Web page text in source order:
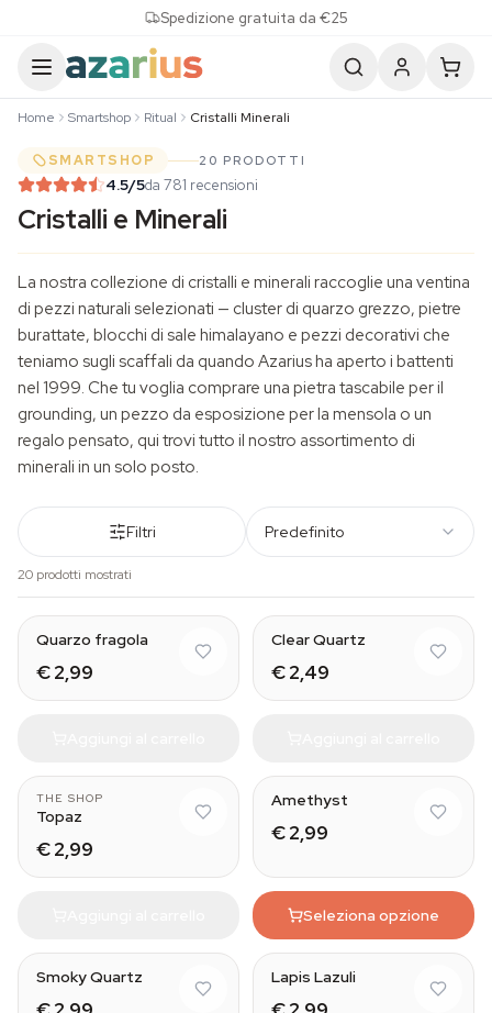
Spedizione gratuita da €25
Home Smartshop Ritual Cristalli Minerali
SMARTSHOP 20 PRODOTTI
4.5/5da 781 recensioni
Cristalli e Minerali
La nostra collezione di cristalli e minerali raccoglie una ventina
di pezzi naturali selezionati — cluster di quarzo grezzo, pietre
burattate, blocchi di sale himalayano e pezzi decorativi che
teniamo sugli scaffali da quando Azarius ha aperto i battenti
nel 1999. Che tu voglia comprare una pietra tascabile per il
grounding, un pezzo da esposizione per la mensola o un
regalo pensato, qui trovi tutto il nostro assortimento di
minerali in un solo posto.
Filtri Predefinito
20 prodotti mostrati
Quarzo fragola
€ 2,99
Clear Quartz
€ 2,49
THE SHOP
Topaz
€ 2,99
Amethyst
€ 2,99
Seleziona opzione
Smoky Quartz
Natural
Lapis Lazuli